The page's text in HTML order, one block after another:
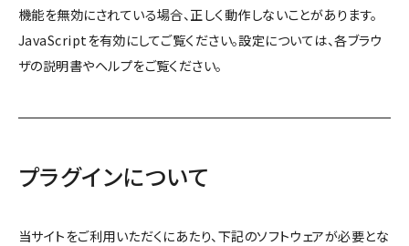
機能を無効にされている場合、正しく動作しないことがあります。
JavaScriptを有効にしてご覧ください。設定については、各ブラウ
ザの説明書やヘルプをご覧ください。
プラグインについて
当サイトをご利用いただくにあたり、下記のソフトウェアが必要とな